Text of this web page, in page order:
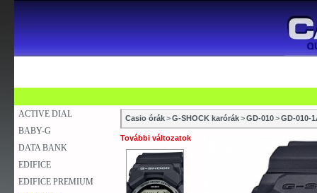
ACTIVE DIAL
BABY-G
DATA BANK
EDIFICE
EDIFICE PREMIUM
Casio órák>G-SHOCK karórák>GD-010>GD-010-
További változatok